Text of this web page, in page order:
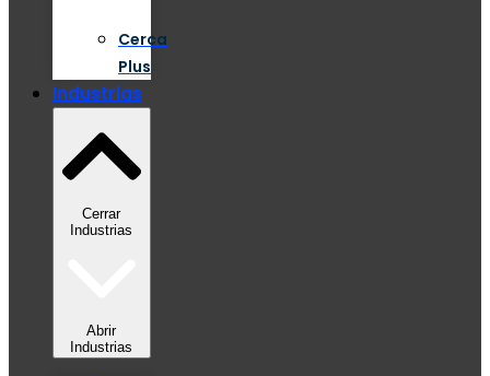
Cerca
Plus
Industrias
Cerrar
Industrias
Abrir
Industrias